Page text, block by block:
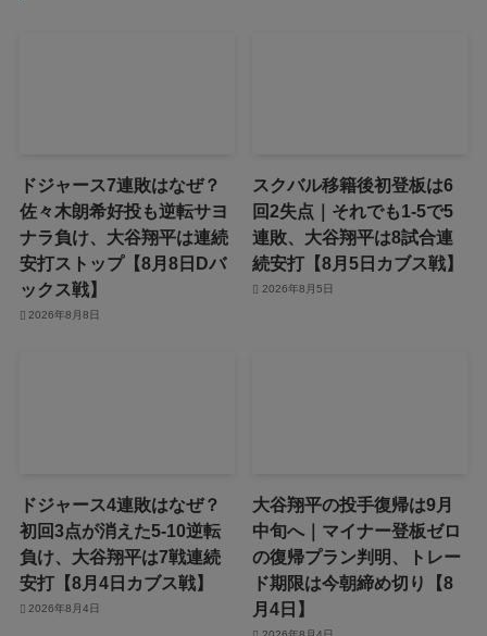
ドジャース7連敗はなぜ？
佐々木朗希好投も逆転サヨ
ナラ負け、大谷翔平は連続
安打ストップ【8月8日Dバ
ックス戦】
2026年8月8日
スクバル移籍後初登板は6
回2失点｜それでも1-5で5
連敗、大谷翔平は8試合連
続安打【8月5日カブス戦】
2026年8月5日
ドジャース4連敗はなぜ？
初回3点が消えた5-10逆転
負け、大谷翔平は7戦連続
安打【8月4日カブス戦】
2026年8月4日
大谷翔平の投手復帰は9月
中旬へ｜マイナー登板ゼロ
の復帰プラン判明、トレー
ド期限は今朝締め切り【8
月4日】